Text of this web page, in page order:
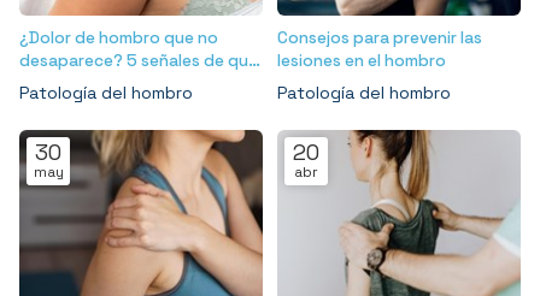
¿Dolor de hombro que no
desaparece? 5 señales de que
podría tener una lesión del
manguito rotador
Patología del hombro
Consejos para prevenir las
lesiones en el hombro
Patología del hombro
30
may
20
abr